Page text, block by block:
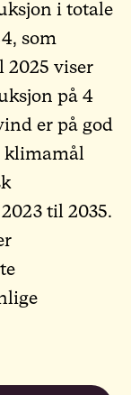
i totale
som
2025 viser
på 4
er på god
klimamål
til 2035.